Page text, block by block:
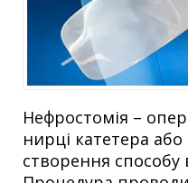
Нефростомія –
нирці катетера
створення способу